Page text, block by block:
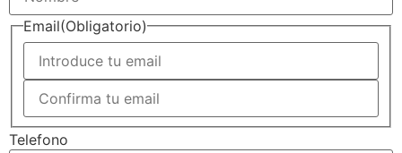
Email(Obligatorio)
Telefono